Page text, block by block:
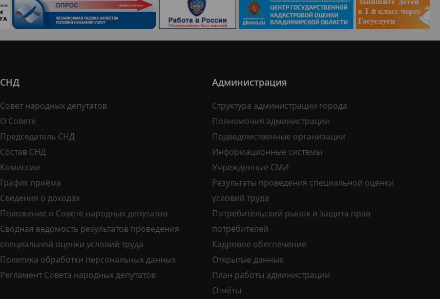
СНД
Совет народных депутатов
О Совете
Председатель СНД
Состав СНД
Комиссии
График приёма
Сведения о доходах
Положение о Совете народных депутатов
Сводная ведомость результатов проведения
специальной оценки условий труда
Политика обработки персональных данных
Регламент Совета народных депутатов
Администрация
Структура администрации города
Полномочия администрации
Подведомственные организации
Информационные системы
Учрежденные СМИ
Результаты проведения специальной оценки
условий труда
Потребительский рынок и защита прав
потребителей
Кадровое обеспечение
Открытые данные
План работы администрации
Отчёты